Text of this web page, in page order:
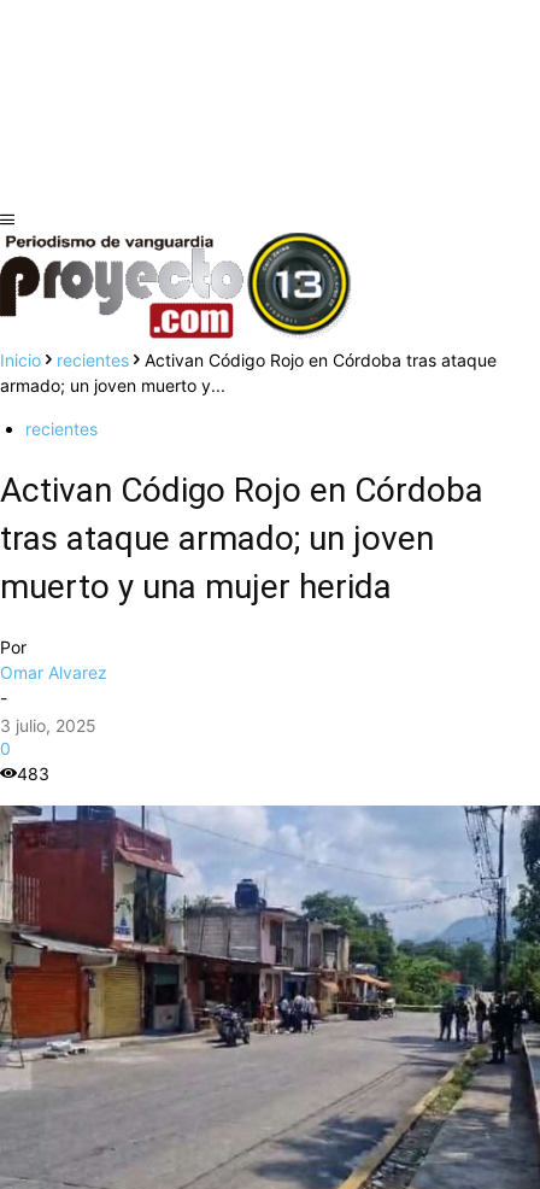
Inicio recientes
Activan Código Rojo en Córdoba tras ataque
armado; un joven muerto y...
recientes
Activan Código Rojo en Córdoba
tras ataque armado; un joven
muerto y una mujer herida
Por
Omar Alvarez
-
3 julio, 2025
0
483